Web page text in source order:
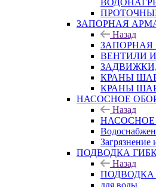
ЗАПОРНАЯ
Назад
ЗАПОРНАЯ
ВЕНТИЛИ
КРАНЫ
КРАНЫ
НАСОСНОЕ
Назад
НАСОСНОЕ
ПОДВОДКА
Назад
ПОДВОДКА
для воды